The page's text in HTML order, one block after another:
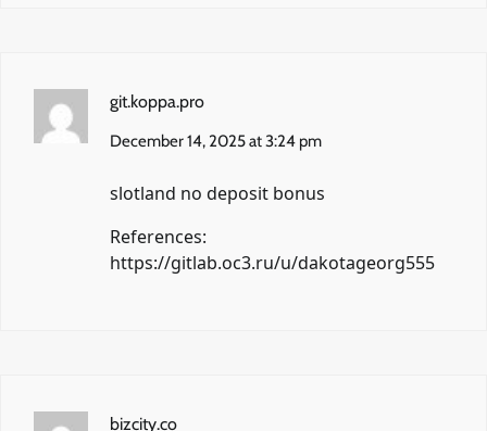
git.koppa.pro
December 14, 2025 at 3:24 pm
slotland no deposit bonus
References:
https://gitlab.oc3.ru/u/dakotageorg555
bizcity.co